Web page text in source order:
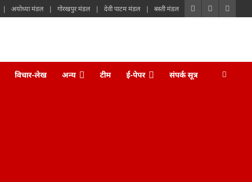
अयोध्या मंडल गोरखपुर मंडल देवी पाटम मंडल बस्ती मंडल
विचार-लेख अन्य टीम ई-पेपर संपर्क सूत्र